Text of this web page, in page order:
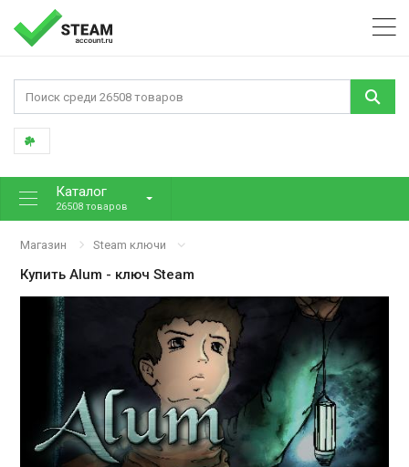
Каталог
26508 товаров
Магазин Steam ключи
КупитьAlum - ключ Steam